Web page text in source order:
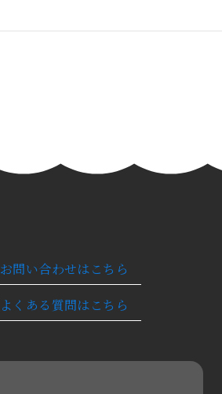
お問い合わせはこちら
よくある質問はこちら